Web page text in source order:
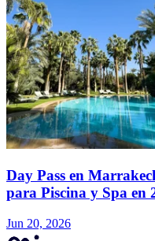
Day Pass en
para Piscina y Spa en
Jun 20, 2026